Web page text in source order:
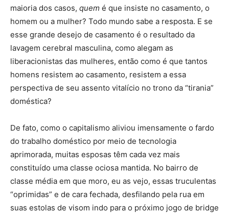
maioria dos casos, quem é que insiste no casamento, o
homem ou a mulher? Todo mundo sabe a resposta. E se
esse grande desejo de casamento é o resultado da
lavagem cerebral masculina, como alegam as
liberacionistas das mulheres, então como é que tantos
homens resistem ao casamento, resistem a essa
perspectiva de seu assento vitalício no trono da “tirania”
doméstica?
De fato, como o capitalismo aliviou imensamente o fardo
do trabalho doméstico por meio de tecnologia
aprimorada, muitas esposas têm cada vez mais
constituído uma classe ociosa mantida. No bairro de
classe média em que moro, eu as vejo, essas truculentas
“oprimidas” e de cara fechada, desfilando pela rua em
suas estolas de visom indo para o próximo jogo de bridge